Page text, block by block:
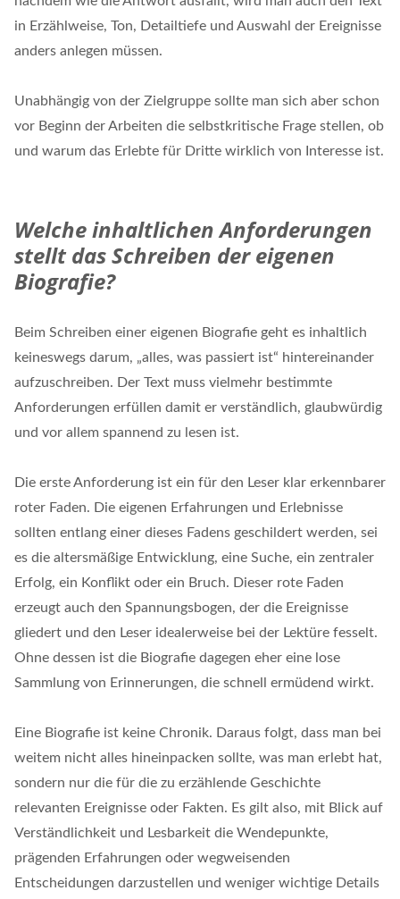
in Erzählweise, Ton, Detailtiefe und Auswahl der Ereignisse
anders anlegen müssen.
Unabhängig von der Zielgruppe sollte man sich aber schon
vor Beginn der Arbeiten die selbstkritische Frage stellen, ob
und warum das Erlebte für Dritte wirklich von Interesse ist.
Welche inhaltlichen Anforderungen
stellt das Schreiben der eigenen
Biografie?
Beim Schreiben einer eigenen Biografie geht es inhaltlich
keineswegs darum, „alles, was passiert ist“ hintereinander
aufzuschreiben. Der Text muss vielmehr bestimmte
Anforderungen erfüllen damit er verständlich, glaubwürdig
und vor allem spannend zu lesen ist.
Die erste Anforderung ist ein für den Leser klar erkennbarer
roter Faden. Die eigenen Erfahrungen und Erlebnisse
sollten entlang einer dieses Fadens geschildert werden, sei
es die altersmäßige Entwicklung, eine Suche, ein zentraler
Erfolg, ein Konflikt oder ein Bruch. Dieser rote Faden
erzeugt auch den Spannungsbogen, der die Ereignisse
gliedert und den Leser idealerweise bei der Lektüre fesselt.
Ohne dessen ist die Biografie dagegen eher eine lose
Sammlung von Erinnerungen, die schnell ermüdend wirkt.
Eine Biografie ist keine Chronik. Daraus folgt, dass man bei
weitem nicht alles hineinpacken sollte, was man erlebt hat,
sondern nur die für die zu erzählende Geschichte
relevanten Ereignisse oder Fakten. Es gilt also, mit Blick auf
Verständlichkeit und Lesbarkeit die Wendepunkte,
prägenden Erfahrungen oder wegweisenden
Entscheidungen darzustellen und weniger wichtige Details